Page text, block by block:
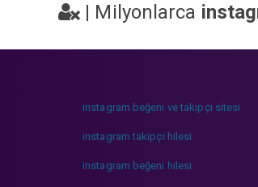
| Milyonlarca
instagram beğeni ve takipçi sitesi
instagram takipçi hilesi
instagram beğeni hilesi